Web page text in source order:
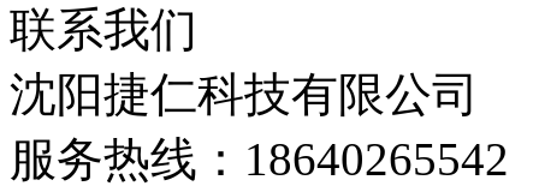
联系我们
沈阳捷仁科技有限公司
服务热线：18640265542